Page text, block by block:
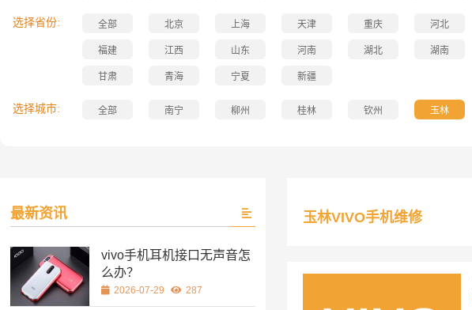
选择省份: 全部 北京 上海 天津 重庆 河北
福建 江西 山东 河南 湖北 湖南
甘肃 青海 宁夏 新疆
选择城市: 全部 南宁 柳州 桂林 钦州 玉林
玉林VIVO手机维修
最新资讯
vivo手机耳机接口无声音怎
么办？
2026-07-29 287